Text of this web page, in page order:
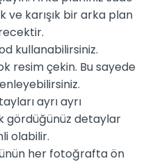
ve karışık bir arka plan
kullanabilirsiniz.
resim çekin. Bu sayede
ayrı ayrı
gördüğünüz detaylar
olabilir.
her fotoğrafta ön